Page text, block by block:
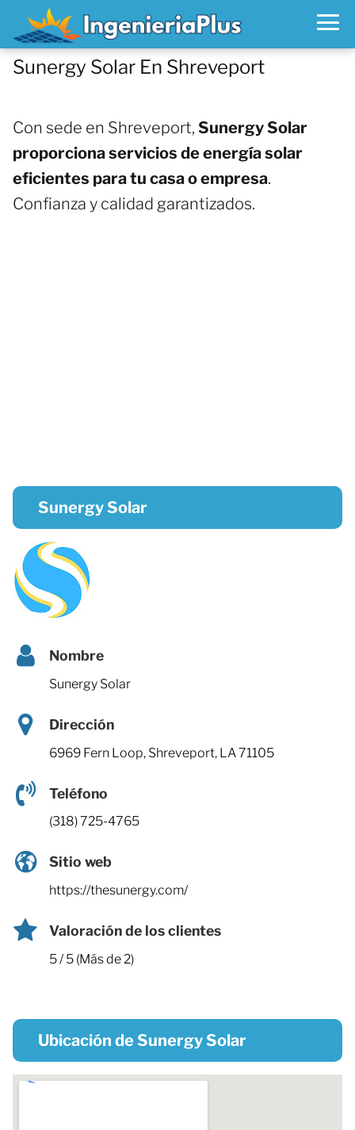
Sunergy Solar En Shreveport
Con sede en Shreveport, Sunergy Solar
proporciona servicios de energía solar
eficientes para tu casa o empresa.
Confianza y calidad garantizados.
Sunergy Solar
Nombre
Sunergy Solar
Dirección
6969 Fern Loop, Shreveport, LA 71105
Teléfono
(318) 725-4765
Sitio web
https://thesunergy.com/
Valoración de los clientes
5 / 5 (Más de 2)
Ubicación de Sunergy Solar